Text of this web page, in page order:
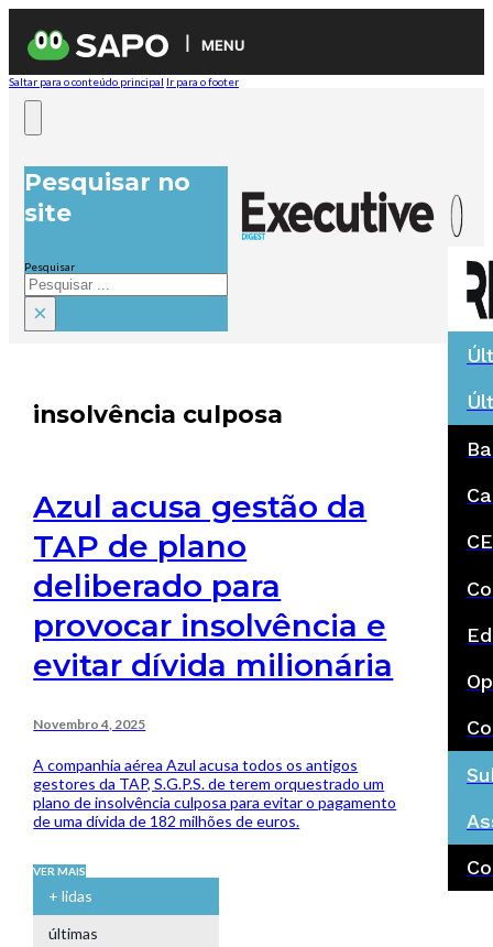
MENU
Saltar para o conteúdo principal Ir para o footer
Pesquisar no
site
Pesquisar
×
insolvência culposa
Azul acusa gestão da
TAP de plano
deliberado para
provocar insolvência e
evitar dívida milionária
Novembro 4, 2025
A companhia aérea Azul acusa todos os antigos
gestores da TAP, S.G.P.S. de terem orquestrado um
plano de insolvência culposa para evitar o pagamento
de uma dívida de 182 milhões de euros.
VER MAIS
+ lidas
últimas